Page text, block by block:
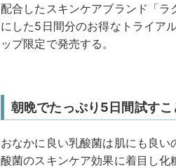
配合したスキンケアブランド「ラ
にした5日間分のお得なトライア
ップ限定で発売する。
朝晩でたっぷり5日間試すこ
おなかに良い乳酸菌は肌にも良
酸菌のスキンケア効果に着目し化